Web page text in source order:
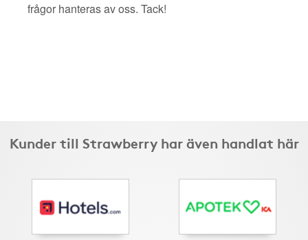
frågor hanteras av oss. Tack!
Kunder till Strawberry har även handlat här